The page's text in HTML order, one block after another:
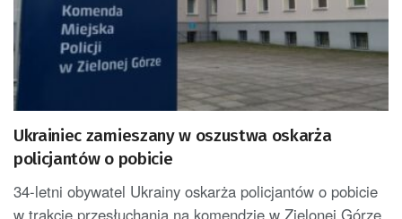
Ukrainiec zamieszany w oszustwa oskarża
policjantów o pobicie
34-letni obywatel Ukrainy oskarża policjantów o pobicie
w trakcie przesłuchania na komendzie w Zielonej Górze.